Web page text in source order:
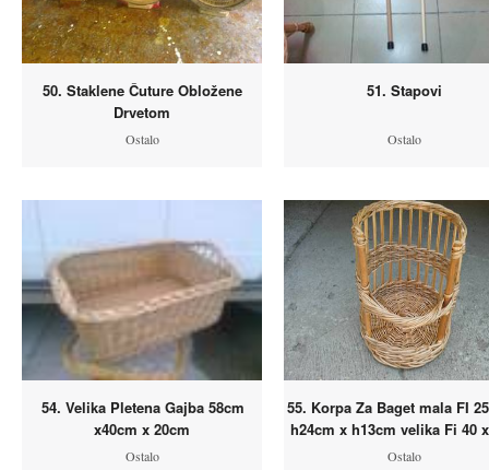
50. Staklene Čuture Obložene
Drvetom
Ostalo
51. Stapovi
Ostalo
54. Velika Pletena Gajba 58cm
x40cm x 20cm
Ostalo
55. Korpa Za Baget mala FI
h24cm x h13cm velika Fi 40
Ostalo